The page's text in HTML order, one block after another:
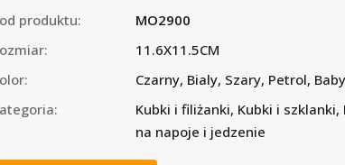
produktu:
MO2900
11.6X11.5CM
Czarny, Bialy, Szary, Petrol,
Kubki i filiżanki, Kubki i szklanki,
na napoje i jedzenie